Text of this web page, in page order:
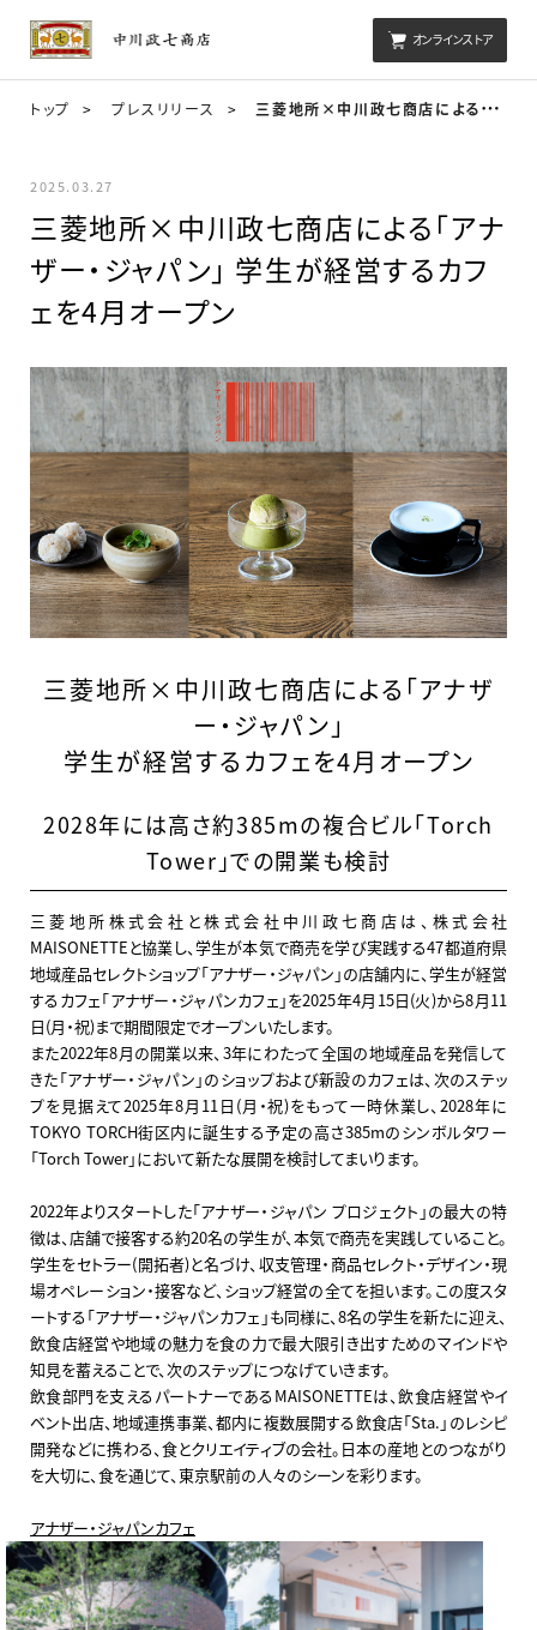
オンラインストア
トップ プレスリリース 三
菱地所×中川政七商店による「アナザー・ジャパン」 学生が経営するカフェを4月オープン
2025.03.27
三菱地所×中川政七商店による「アナ
ザー・ジャパン」 学生が経営するカフ
ェを4月オープン
三菱地所×中川政七商店による「アナザ
ー・ジャパン」
学生が経営するカフェを4月オープン
2028年には高さ約385mの複合ビル「Torch
Tower」での開業も検討
三菱地所株式会社と株式会社中川政七商店は、株式会社
MAISONETTEと協業し、学生が本気で商売を学び実践する47都道府県
地域産品セレクトショップ「アナザー・ジャパン」の店舗内に、学生が経営
するカフェ「アナザー・ジャパンカフェ」を2025年4月15日(火)から8月11
日(月・祝)まで期間限定でオープンいたします。
また2022年8月の開業以来、3年にわたって全国の地域産品を発信して
きた「アナザー・ジャパン」のショップおよび新設のカフェは、次のステッ
プを見据えて2025年8月11日(月・祝)をもって一時休業し、2028年に
TOKYO TORCH街区内に誕生する予定の高さ385mのシンボルタワー
「Torch Tower」において新たな展開を検討してまいります。
2022年よりスタートした「アナザー・ジャパン プロジェクト」の最大の特
徴は、店舗で接客する約20名の学生が、本気で商売を実践していること。
学生をセトラー(開拓者)と名づけ、収支管理・商品セレクト・デザイン・現
場オペレーション・接客など、ショップ経営の全てを担います。この度スタ
ートする「アナザー・ジャパンカフェ」も同様に、8名の学生を新たに迎え、
飲食店経営や地域の魅力を食の力で最大限引き出すためのマインドや
知見を蓄えることで、次のステップにつなげていきます。
飲食部門を支えるパートナーであるMAISONETTEは、飲食店経営やイ
ベント出店、地域連携事業、都内に複数展開する飲食店「Sta.」のレシピ
開発などに携わる、食とクリエイティブの会社。日本の産地とのつながり
を大切に、食を通じて、東京駅前の人々のシーンを彩ります。
アナザー・ジャパンカフェ